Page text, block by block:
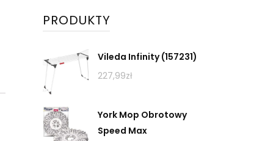
PRODUKTY
Vileda Infinity (157231)
227,99zł
York Mop Obrotowy
Speed Max